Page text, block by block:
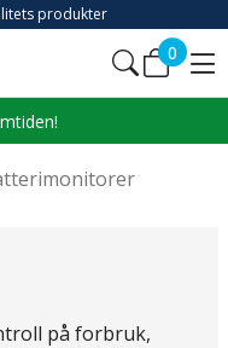
produkter
0
på forbruk,